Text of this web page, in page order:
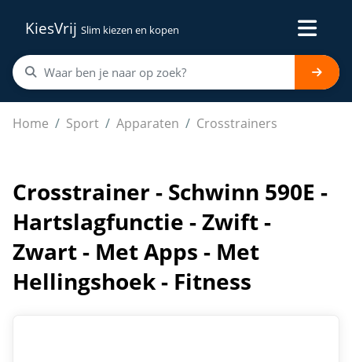
KiesVrij Slim kiezen en kopen
Home Sport Apparaten Crosstrainers
Crosstrainer - Schwinn 590E - Hartslagfunctie - Zwift -
Crosstrainer - Schwinn 590E -
Hartslagfunctie - Zwift -
Zwart - Met Apps - Met
Hellingshoek - Fitness